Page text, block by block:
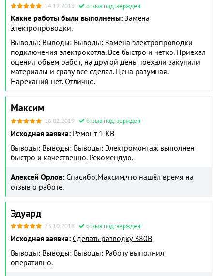
14.12.2019 отзыв подтвержден
Какие работы были выполнены: Замена
электропроводки.
Выводы: Выводы: Выводы: Замена электропроводки
подключения электрокотла. Все быстро и четко. Приехал
оценил объем работ, на другой день поехали закупили
материалы и сразу все сделал. Цена разумная.
Нареканий нет. Отлично.
Максим
16.02.2019 отзыв подтвержден
Исходная заявка: Ремонт 1 КВ
Выводы: Выводы: Выводы: Электромонтаж выполнен
быстро и качественно. Рекомендую.
Алексей Орлов: Спасибо,Максим,что нашёл время на
отзыв о работе.
Эдуард
23.10.2018 отзыв подтвержден
Исходная заявка: Сделать разводку 380В
Выводы: Выводы: Выводы: Работу выполнил
оперативно.